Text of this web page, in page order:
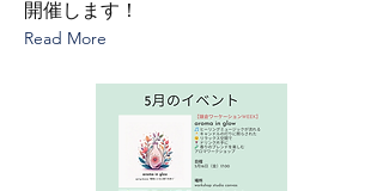
開催します！
Read More